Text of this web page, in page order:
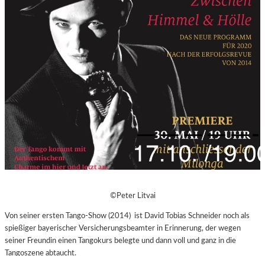
©Peter Litvai
Von seiner ersten Tango-Show (2014) ist David Tobias Schneider noch als
spießiger bayerischer Versicherungsbeamter in Erinnerung, der wegen
seiner Freundin einen Tangokurs belegte und dann voll und ganz in die
Tangoszene abtaucht.